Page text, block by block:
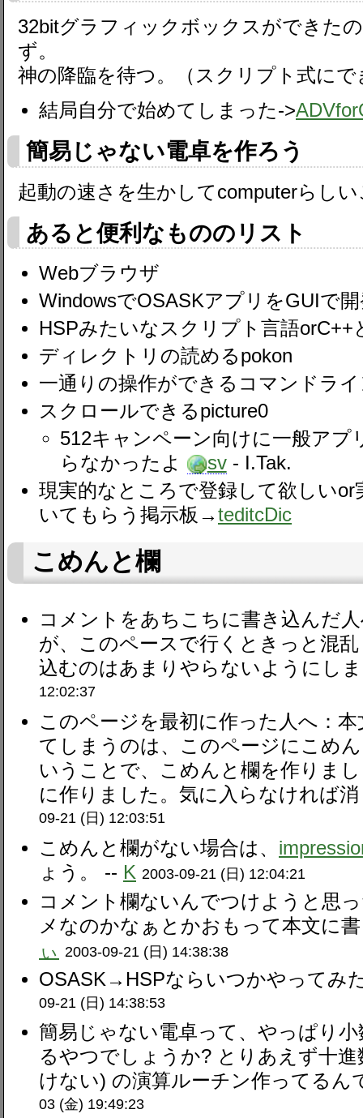
32bitグラフィックボックスができた
ず。
神の降臨を待つ。（スクリプト式に
結局自分で始めてしまった->
簡易じゃない電卓を作ろう
起動の速さを生かしてcomputerらし
あると便利なもののリスト
Webブラウザ
WindowsでOSASKアプリをGUIで
HSPみたいなスクリプト言語
ディレクトリの読めるpokon
一通りの操作ができるコマンドラ
スクロールできるpicture0
512キャンペーン向けに一般アプ
らなかったよ
sv- I.Tak.
現実的なところで登録して欲しい
いてもらう掲示板→teditcDic
こめんと欄
コメントをあちこちに書き込んだ
が、このペースで行くときっと混
込むのはあまりやらないようにし
12:02:37
このページを最初に作った人へ：
てしまうのは、このページにこめ
いうことで、こめんと欄を作りま
に作りました。気に入らなければ
09-21 (日) 12:03:51
こめんと欄がない場合は、
ょう。 -- K 2003-09-21 (日) 12:04:21
コメント欄ないんでつけようと思
メなのかなぁとかおもって本文に
ぃ 2003-09-21 (日) 14:38:38
OSASK→HSPならいつかやってみ
09-21 (日) 14:38:53
簡易じゃない電卓って、やっぱり
るやつでしょうか? とりあえず十
けない) の演算ルーチン作ってるん
03 (金) 19:49:23